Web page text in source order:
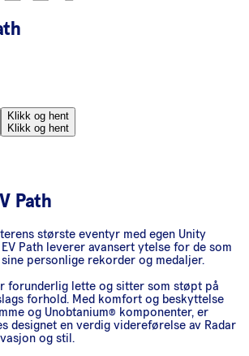
Klikk og hent
Klikk og hent
Path
største eventyr med egen Unity
Path leverer avansert ytelse for de som
personlige rekorder og medaljer.
forunderlig lette og sitter som støpt på
forhold. Med komfort og beskyttelse
og Unobtanium® komponenter, er
designet en verdig videreførelse av Radar
og stil.